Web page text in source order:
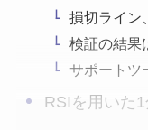
損切ライン
検証の結果
サポートツ
RSIを用いた